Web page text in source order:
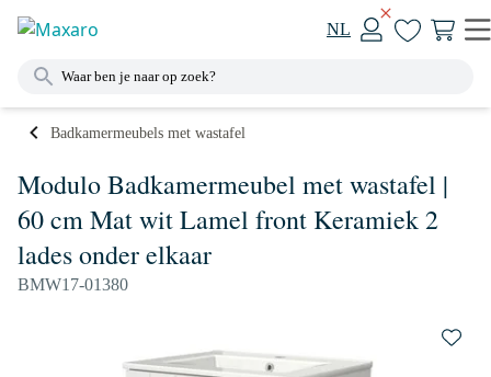
NL
Badkamermeubels met wastafel
Modulo Badkamermeubel met wastafel |
60 cm Mat wit Lamel front Keramiek 2
lades onder elkaar
BMW17-01380